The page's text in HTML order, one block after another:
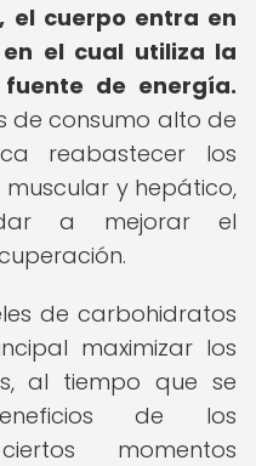
el cuerpo entra en
el cual utiliza la
de energía.
de consumo alto de
reabastecer los
y hepático,
a mejorar el
de carbohidratos
maximizar los
al tiempo que se
de los
momentos